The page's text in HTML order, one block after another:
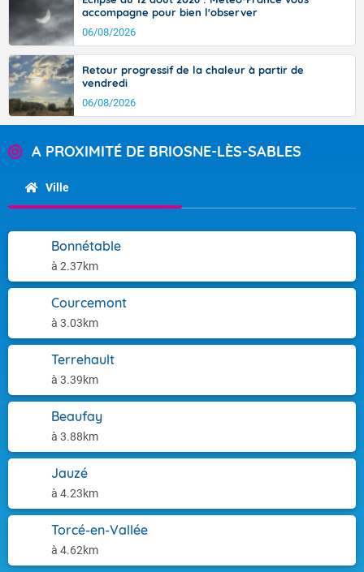
accompagne pour bien l'observer
06/08/2026
Retour progressif de la chaleur à partir de
vendredi
06/08/2026
A PROXIMITÉ DE BRIOSNE-LÈS-SABLES
Ville
Bonnétable
à 2.37km
Courcemont
à 3.03km
Terrehault
à 3.39km
Beaufay
à 3.88km
Jauzé
à 4.23km
Torcé-en-Vallée
à 4.62km